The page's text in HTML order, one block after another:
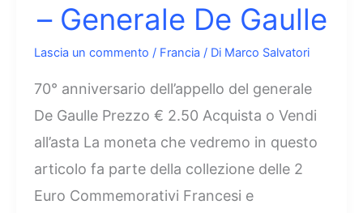
– Generale De Gaulle
Lascia un commento / Francia / Di Marco Salvatori
70° anniversario dell’appello del generale
De Gaulle Prezzo € 2.50 Acquista o Vendi
all’asta La moneta che vedremo in questo
articolo fa parte della collezione delle 2
Euro Commemorativi Francesi e